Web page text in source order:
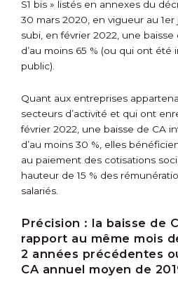
S1 bis » listés en annexes du
30 mars 2020, en vigueur au 1er
subi, en février 2022, une baisse
d’au moins 65 % (ou qui ont été
public).
Quant aux entreprises
secteurs d’activité et qui ont
février 2022, une baisse de CA
d’au moins 30 %, elles
au paiement des cotisations
hauteur de 15 % des
salariés.
Précision : la baisse de
rapport au même mois
2 années précédentes
CA annuel moyen de